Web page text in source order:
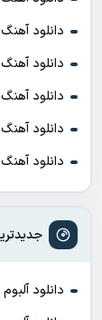
دانلود
دانلود
دانلود
دانلود
دانلود آهنگ عشق
دانلود